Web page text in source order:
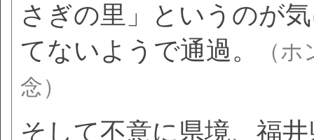
さぎの里」というのが
てないようで通過。
（
念）
そして不意に県境、福